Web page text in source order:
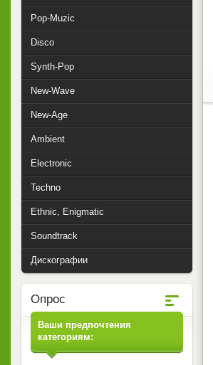
Pop-Muzic
Disco
Synth-Pop
New-Wave
New-Age
Ambient
Electronic
Techno
Ethnic, Enigmatic
Soundtrack
Дискографии
Опрос
Ваши предпочтения
категориям: